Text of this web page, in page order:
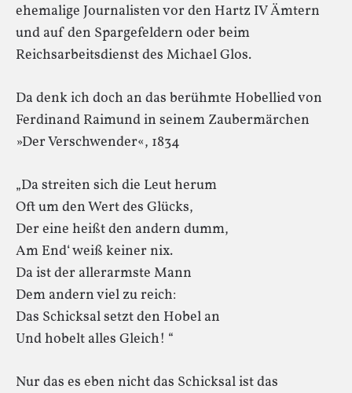
ehemalige Journalisten vor den Hartz IV Ämtern
und auf den Spargefeldern oder beim
Reichsarbeitsdienst des Michael Glos.
Da denk ich doch an das berühmte Hobellied von
Ferdinand Raimund in seinem Zaubermärchen
»Der Verschwender«, 1834
„Da streiten sich die Leut herum
Oft um den Wert des Glücks,
Der eine heißt den andern dumm,
Am End‘ weiß keiner nix.
Da ist der allerarmste Mann
Dem andern viel zu reich:
Das Schicksal setzt den Hobel an
Und hobelt alles Gleich! “
Nur das es eben nicht das Schicksal ist das